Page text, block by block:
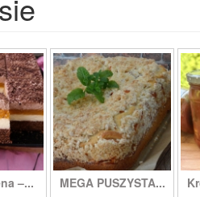
–... MEGA PUSZYSTA...